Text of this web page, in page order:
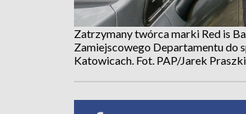
Zatrzymany twórca marki Red is
Zamiejscowego Departamentu do
Katowicach. Fot. PAP/Jarek